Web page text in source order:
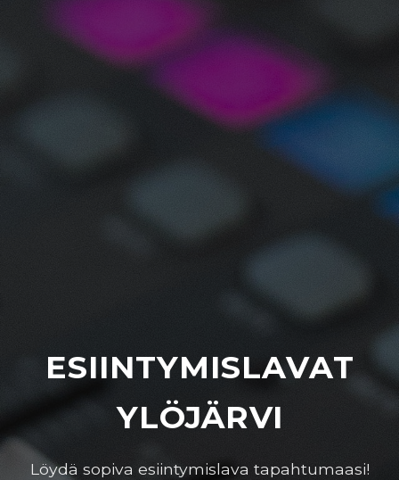
ESIINTYMISLAVAT
YLÖJÄRVI
Löydä sopiva esiintymislava tapahtumaasi!